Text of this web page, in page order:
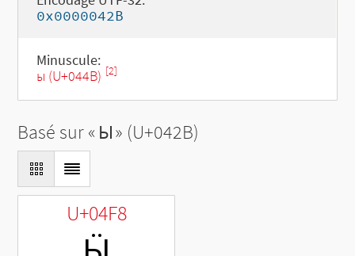
0x0000042B
Minuscule:
ы (U+044B) [2]
Basé sur « Ы» (U+042B)
U+04F8